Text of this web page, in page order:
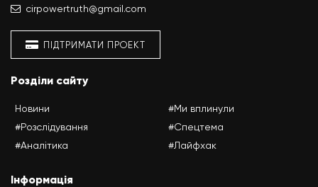
cirpowertruth@gmail.com
ПІДТРИМАТИ ПРОЕКТ
Розділи сайту
Новини
#Розслідування
#Аналітика
#Ми вплинули
#Спецтема
#Лайфхак
Інформація